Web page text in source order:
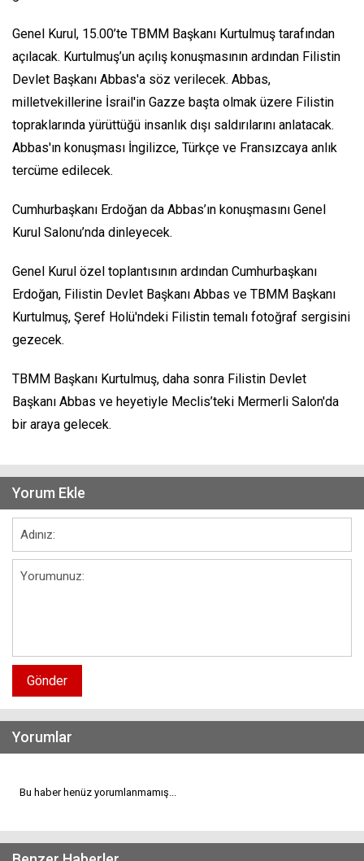
Genel Kurul, 15.00’te TBMM Başkanı Kurtulmuş tarafından
açılacak. Kurtulmuş’un açılış konuşmasının ardından Filistin
Devlet Başkanı Abbas'a söz verilecek. Abbas,
milletvekillerine İsrail'in Gazze başta olmak üzere Filistin
topraklarında yürüttüğü insanlık dışı saldırılarını anlatacak.
Abbas'ın konuşması İngilizce, Türkçe ve Fransızcaya anlık
tercüme edilecek.
Cumhurbaşkanı Erdoğan da Abbas’ın konuşmasını Genel
Kurul Salonu’nda dinleyecek.
Genel Kurul özel toplantısının ardından Cumhurbaşkanı
Erdoğan, Filistin Devlet Başkanı Abbas ve TBMM Başkanı
Kurtulmuş, Şeref Holü'ndeki Filistin temalı fotoğraf sergisini
gezecek.
TBMM Başkanı Kurtulmuş, daha sonra Filistin Devlet
Başkanı Abbas ve heyetiyle Meclis’teki Mermerli Salon'da
bir araya gelecek.
Yorum Ekle
Gönder
Yorumlar
Bu haber henüz yorumlanmamış...